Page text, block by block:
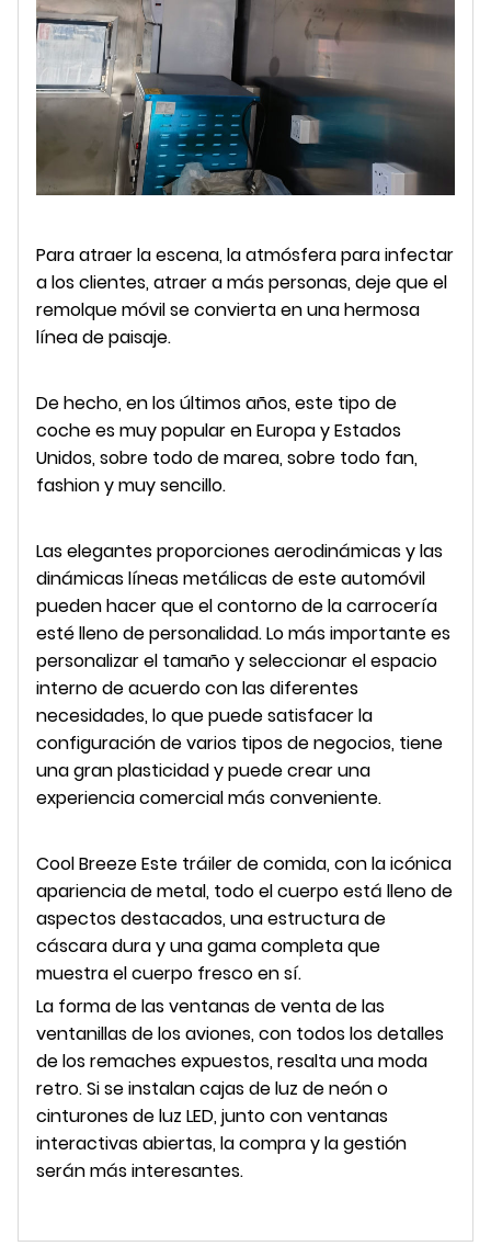
Para atraer la escena, la atmósfera para infectar
a los clientes, atraer a más personas, deje que el
remolque móvil se convierta en una hermosa
línea de paisaje.
De hecho, en los últimos años, este tipo de
coche es muy popular en Europa y Estados
Unidos, sobre todo de marea, sobre todo fan,
fashion y muy sencillo.
Las elegantes proporciones aerodinámicas y las
dinámicas líneas metálicas de este automóvil
pueden hacer que el contorno de la carrocería
esté lleno de personalidad. Lo más importante es
personalizar el tamaño y seleccionar el espacio
interno de acuerdo con las diferentes
necesidades, lo que puede satisfacer la
configuración de varios tipos de negocios, tiene
una gran plasticidad y puede crear una
experiencia comercial más conveniente.
Cool Breeze Este tráiler de comida, con la icónica
apariencia de metal, todo el cuerpo está lleno de
aspectos destacados, una estructura de
cáscara dura y una gama completa que
muestra el cuerpo fresco en sí.
La forma de las ventanas de venta de las
ventanillas de los aviones, con todos los detalles
de los remaches expuestos, resalta una moda
retro. Si se instalan cajas de luz de neón o
cinturones de luz LED, junto con ventanas
interactivas abiertas, la compra y la gestión
serán más interesantes.